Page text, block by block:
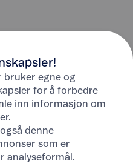
bruker egne og
for å forbedre
inn informasjon om
denne
som er
analyseformål.